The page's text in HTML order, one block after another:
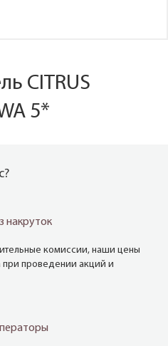
CITRUS
5*
накруток
комиссии, наши цены
при проведении акций и